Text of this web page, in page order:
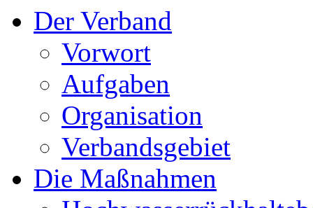
Der Verband
Vorwort
Aufgaben
Organisation
Verbandsgebiet
Die Maßnahmen